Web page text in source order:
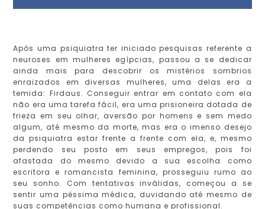
Após uma psiquiatra ter iniciado pesquisas referente a
neuroses em mulheres egípcias, passou a se dedicar
ainda mais para descobrir os mistérios sombrios
enraizados em diversas mulheres, uma delas era a
temida: Firdaus. Conseguir entrar em contato com ela
não era uma tarefa fácil, era uma prisioneira dotada de
frieza em seu olhar, aversão por homens e sem medo
algum, até mesmo da morte, mas era o imenso desejo
da psiquiatra estar frente a frente com ela, e, mesmo
perdendo seu posto em seus empregos, pois foi
afastada do mesmo devido a sua escolha como
escritora e romancista feminina, prosseguiu rumo ao
seu sonho. Com tentativas inválidas, começou a se
sentir uma péssima médica, duvidando até mesmo de
suas competências como humana e profissional.